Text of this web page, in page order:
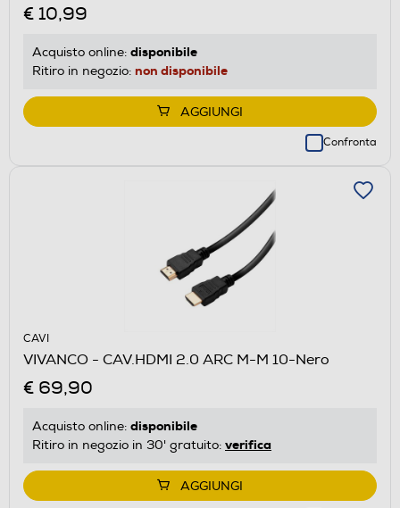
€ 10,99
Acquisto online: disponibile
Ritiro in negozio: non disponibile
AGGIUNGI
Confronta
CAVI
VIVANCO - CAV.HDMI 2.0 ARC M-M 10-Nero
€ 69,90
Acquisto online: disponibile
Ritiro in negozio in 30' gratuito: verifica
AGGIUNGI